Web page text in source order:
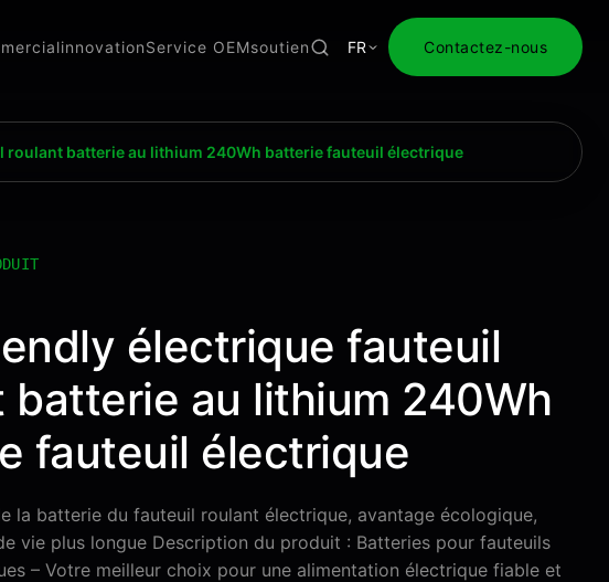
innovationService OEMsoutien FR Contactez-nous
batterie au lithium 240Wh batterie fauteuil électrique
électrique fauteuil
batterie au lithium 240Wh
fauteuil électrique
la batterie du fauteuil roulant électrique, avantage écologique,
vie plus longue Description du produit : Batteries pour fauteuils
– Votre meilleur choix pour une alimentation électrique fiable et